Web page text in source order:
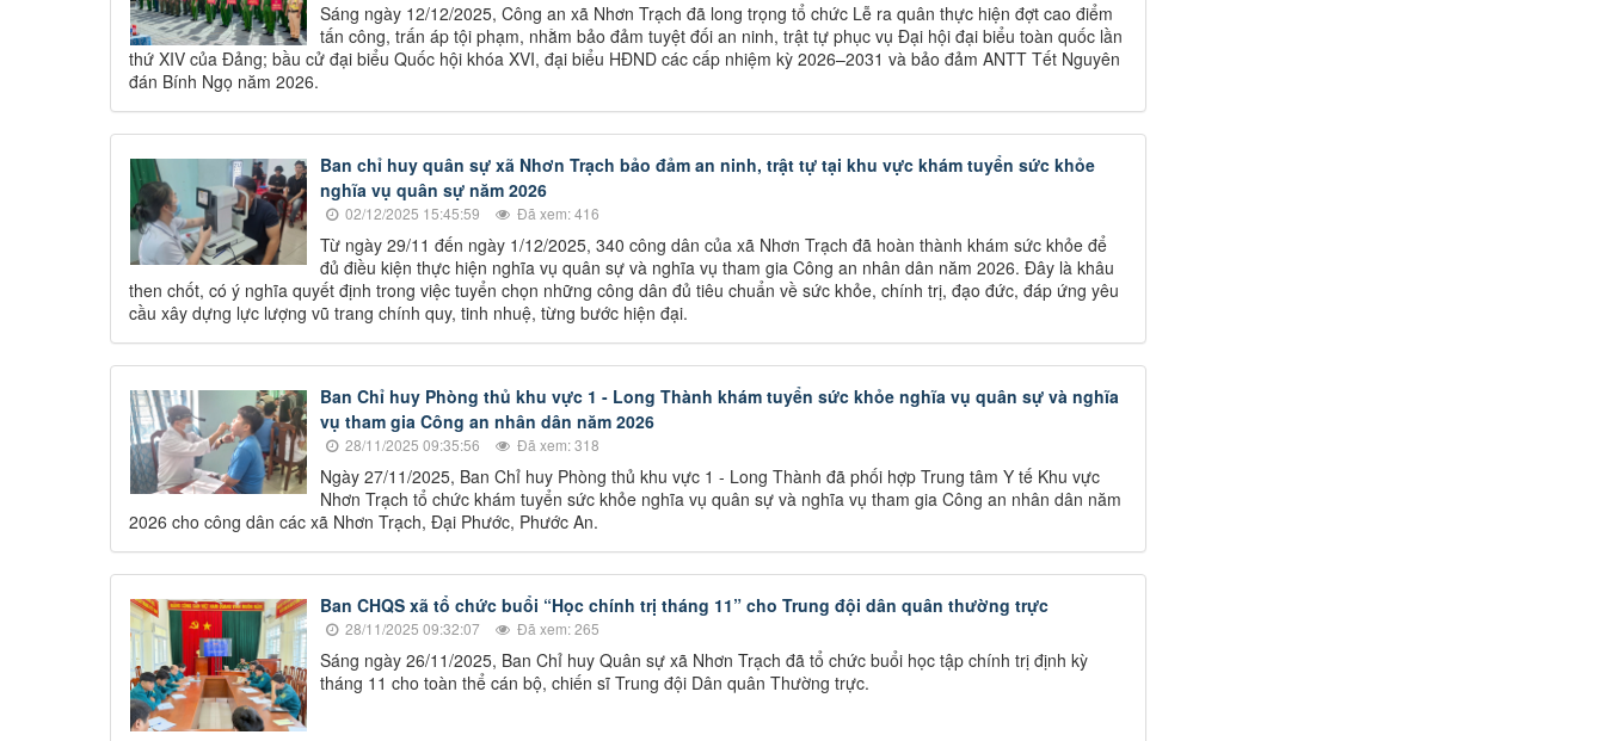
Sáng ngày 12/12/2025, Công an xã Nhơn Trạch đã long trọng tổ chức Lễ ra quân thực hiện đợt cao điểm
tấn công, trấn áp tội phạm, nhằm bảo đảm tuyệt đối an ninh, trật tự phục vụ Đại hội đại biểu toàn quốc lần
thứ XIV của Đảng; bầu cử đại biểu Quốc hội khóa XVI, đại biểu HĐND các cấp nhiệm kỳ 2026–2031 và bảo đảm ANTT Tết Nguyên
đán Bính Ngọ năm 2026.
Ban chỉ huy quân sự xã Nhơn Trạch bảo đảm an ninh, trật tự tại khu vực khám tuyển sức khỏe
nghĩa vụ quân sự năm 2026
02/12/2025 15:45:59 Đã xem: 416
Từ ngày 29/11 đến ngày 1/12/2025, 340 công dân của xã Nhơn Trạch đã hoàn thành khám sức khỏe để
đủ điều kiện thực hiện nghĩa vụ quân sự và nghĩa vụ tham gia Công an nhân dân năm 2026. Đây là khâu
then chốt, có ý nghĩa quyết định trong việc tuyển chọn những công dân đủ tiêu chuẩn về sức khỏe, chính trị, đạo đức, đáp ứng yêu
cầu xây dựng lực lượng vũ trang chính quy, tinh nhuệ, từng bước hiện đại.
Ban Chỉ huy Phòng thủ khu vực 1 - Long Thành khám tuyển sức khỏe nghĩa vụ quân sự và nghĩa
vụ tham gia Công an nhân dân năm 2026
28/11/2025 09:35:56 Đã xem: 318
Ngày 27/11/2025, Ban Chỉ huy Phòng thủ khu vực 1 - Long Thành đã phối hợp Trung tâm Y tế Khu vực
Nhơn Trạch tổ chức khám tuyển sức khỏe nghĩa vụ quân sự và nghĩa vụ tham gia Công an nhân dân năm
2026 cho công dân các xã Nhơn Trạch, Đại Phước, Phước An.
Ban CHQS xã tổ chức buổi “Học chính trị tháng 11” cho Trung đội dân quân thường trực
28/11/2025 09:32:07 Đã xem: 265
Sáng ngày 26/11/2025, Ban Chỉ huy Quân sự xã Nhơn Trạch đã tổ chức buổi học tập chính trị định kỳ
tháng 11 cho toàn thể cán bộ, chiến sĩ Trung đội Dân quân Thường trực.